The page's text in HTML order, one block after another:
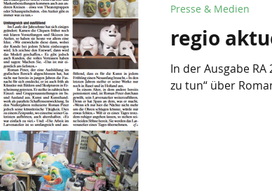
regio
In der Ausgabe
zu tun“ über
Presse & Medien